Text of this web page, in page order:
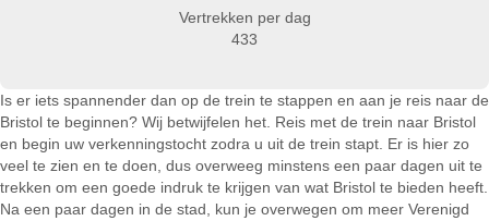
Vertrekken per dag
433
Is er iets spannender dan op de trein te stappen en aan je reis naar de
Bristol te beginnen? Wij betwijfelen het. Reis met de trein naar Bristol
en begin uw verkenningstocht zodra u uit de trein stapt. Er is hier zo
veel te zien en te doen, dus overweeg minstens een paar dagen uit te
trekken om een goede indruk te krijgen van wat Bristol te bieden heeft.
Na een paar dagen in de stad, kun je overwegen om meer Verenigd